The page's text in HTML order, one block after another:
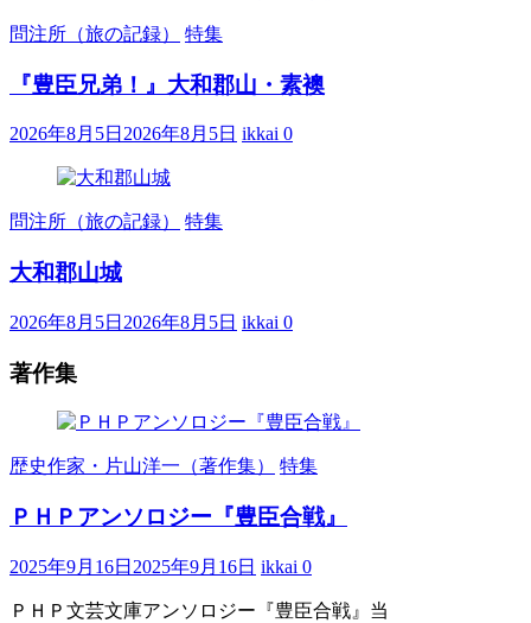
問注所（旅の記録） 特集
『豊臣兄弟！』大和郡山・素襖
2026年8月5日 2026年8月5日 ikkai 0
問注所（旅の記録） 特集
大和郡山城
2026年8月5日 2026年8月5日 ikkai 0
著作集
歴史作家・片山洋一（著作集） 特集
ＰＨＰアンソロジー『豊臣合戦』
2025年9月16日 2025年9月16日 ikkai 0
ＰＨＰ文芸文庫アンソロジー『豊臣合戦』当